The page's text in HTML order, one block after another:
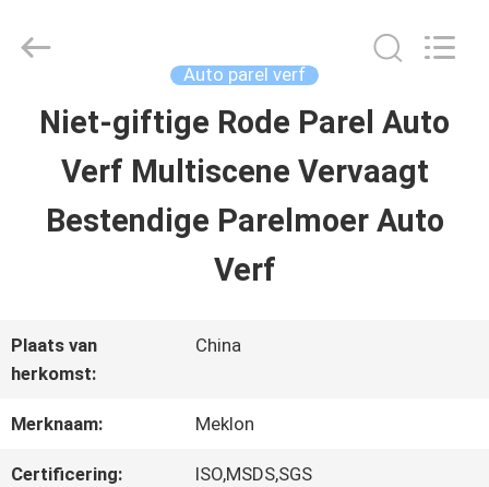
THUIS
PRODUCTEN
OVER
ONS
Meklon
Auto parel verf
Niet-giftige Rode Parel Auto
Verf Multiscene Vervaagt
Bestendige Parelmoer Auto
Verf
Plaats van
herkomst:
China
Merknaam: Meklon
Certificering: ISO,MSDS,SGS